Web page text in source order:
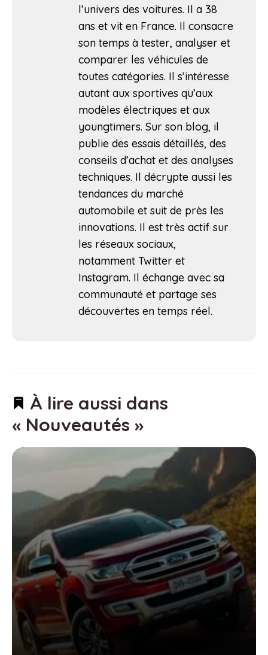
l’univers des voitures. Il a 38
ans et vit en France. Il consacre
son temps à tester, analyser et
comparer les véhicules de
toutes catégories. Il s’intéresse
autant aux sportives qu’aux
modèles électriques et aux
youngtimers. Sur son blog, il
publie des essais détaillés, des
conseils d’achat et des analyses
techniques. Il décrypte aussi les
tendances du marché
automobile et suit de près les
innovations. Il est très actif sur
les réseaux sociaux,
notamment Twitter et
Instagram. Il échange avec sa
communauté et partage ses
découvertes en temps réel.
À lire aussi dans
« Nouveautés »